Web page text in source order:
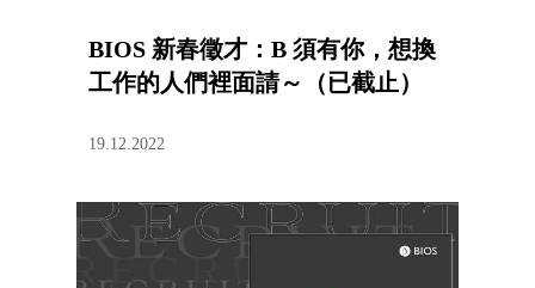
BIOS 新春徵才：B 須有你，想換
工作的人們裡面請～（已截止）
19.12.2022